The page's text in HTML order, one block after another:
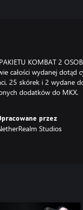
KOMBAT 2
całości wydanej dotąd
25 skórek i 2 wydane
dodatków do MKX.
przez
Studios